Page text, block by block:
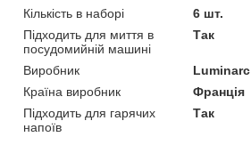
Кількість в наборі
6 шт.
Підходить для миття в
посудомийній машині
Так
Виробник
Luminarc
Країна виробник
Франція
Підходить для гарячих
напоїв
Так